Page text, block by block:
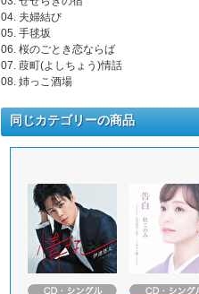
04. 夫婦結び
05. 手毬坂
06. 桜のごとき恋ならば
07. 葭町(よしちょう)情話
08. 姉っこ酒場
同じカテゴリーの商品